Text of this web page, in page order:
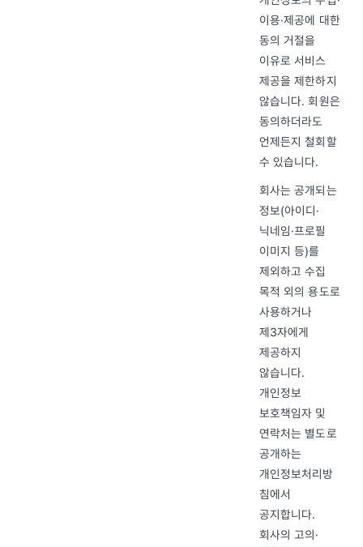
이용·제공에 대한
동의 거절을
이유로 서비스
제공을 제한하지
않습니다. 회원은
동의하더라도
언제든지 철회할
수 있습니다.
회사는 공개되는
정보(아이디·
닉네임·프로필
이미지 등)를
제외하고 수집
목적 외의 용도로
사용하거나
제3자에게
제공하지
않습니다.
개인정보
보호책임자 및
연락처는 별도로
공개하는
개인정보처리방
침에서
공지합니다.
회사의 고의·